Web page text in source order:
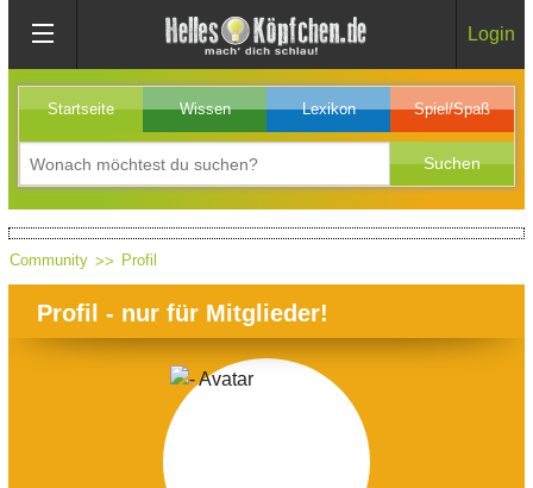
Login
Startseite Wissen Lexikon Spiel/Spaß
Community Profil
Profil - nur für Mitglieder!